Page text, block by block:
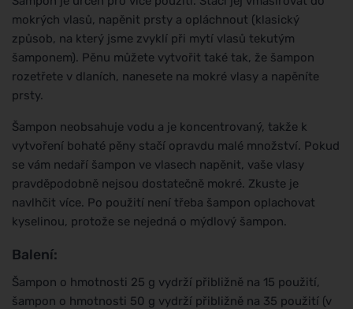
mokrých vlasů, napěnit prsty a opláchnout (klasický
způsob, na který jsme zvyklí při mytí vlasů tekutým
šamponem). Pěnu můžete vytvořit také tak, že šampon
rozetřete v dlaních, nanesete na mokré vlasy a napěníte
prsty.
Šampon neobsahuje vodu a je koncentrovaný, takže k
vytvoření bohaté pěny stačí opravdu malé množství. Pokud
se vám nedaří šampon ve vlasech napěnit, vaše vlasy
pravděpodobně nejsou dostatečně mokré. Zkuste je
navlhčit více. Po použití není třeba šampon oplachovat
kyselinou, protože se nejedná o mýdlový šampon.
Balení:
Šampon o hmotnosti 25 g vydrží přibližně na 15 použití,
šampon o hmotnosti 50 g vydrží přibližně na 35 použití (v